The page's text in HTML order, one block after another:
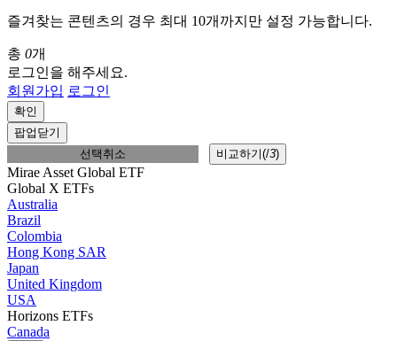
즐겨찾는 콘텐츠의 경우 최대 10개까지만 설정 가능합니다.
총 0개
로그인을 해주세요.
회원가입 로그인
확인
팝업닫기
선택취소
비교하기(/3)
Mirae Asset Global ETF
Global X ETFs
Australia
Brazil
Colombia
Hong Kong SAR
Japan
United Kingdom
USA
Horizons ETFs
Canada